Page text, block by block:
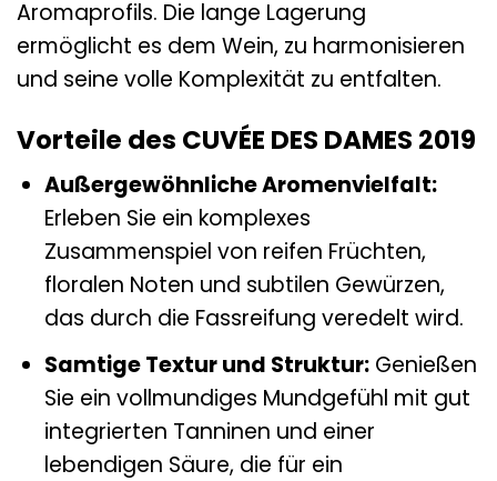
Aromaprofils. Die lange Lagerung
ermöglicht es dem Wein, zu harmonisieren
und seine volle Komplexität zu entfalten.
Vorteile des CUVÉE DES DAMES 2019
Außergewöhnliche Aromenvielfalt:
Erleben Sie ein komplexes
Zusammenspiel von reifen Früchten,
floralen Noten und subtilen Gewürzen,
das durch die Fassreifung veredelt wird.
Samtige Textur und Struktur:Genießen
Sie ein vollmundiges Mundgefühl mit gut
integrierten Tanninen und einer
lebendigen Säure, die für ein